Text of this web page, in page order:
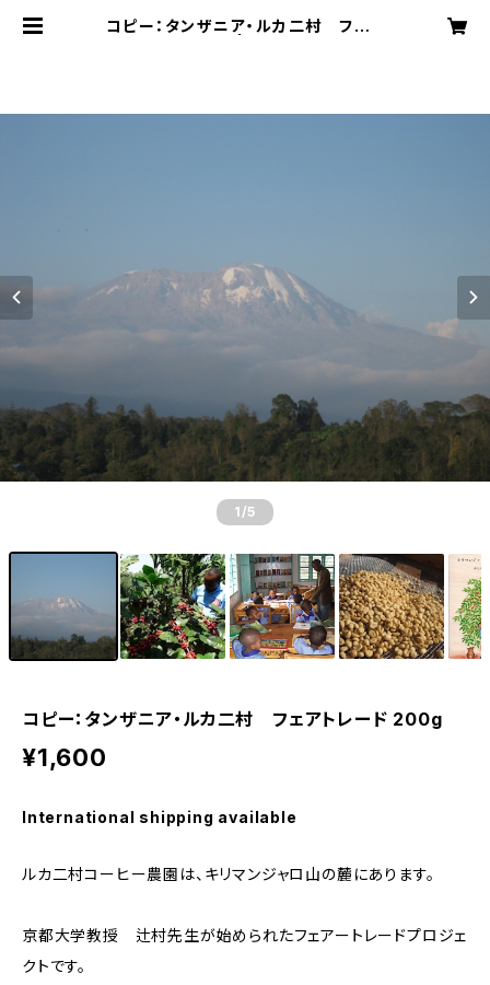
コピー：タンザニア・ルカ二村 フェア
1 /5
コピー：タンザニア・ルカ二村 フェアトレード 200g
¥1,600
International shipping available
ルカ二村コーヒー農園は、キリマンジャロ山の麓にあります。
京都大学教授 辻村先生が始められたフェアートレードプロジェ
クトです。